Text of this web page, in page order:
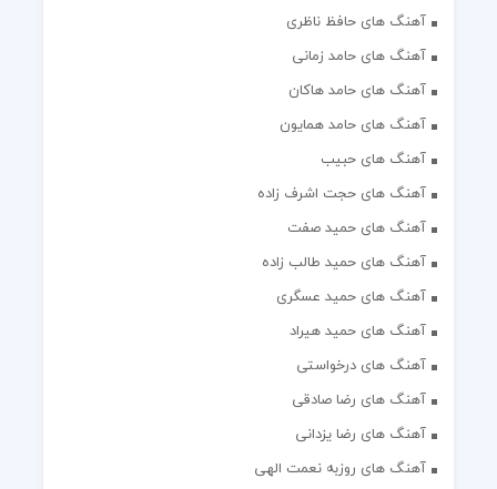
آهنگ های حافظ ناظری
آهنگ های حامد زمانی
آهنگ های حامد هاکان
آهنگ های حامد همایون
آهنگ های حبیب
آهنگ های حجت اشرف زاده
آهنگ های حمید صفت
آهنگ های حمید طالب زاده
آهنگ های حمید عسگری
آهنگ های حمید هیراد
آهنگ های درخواستی
آهنگ های رضا صادقی
آهنگ های رضا یزدانی
آهنگ های روزبه نعمت الهی